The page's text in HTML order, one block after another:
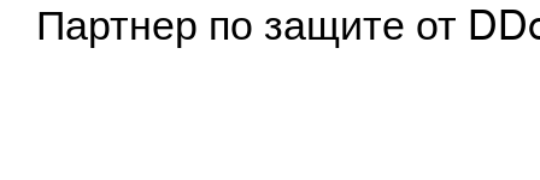
Партнер по защите от